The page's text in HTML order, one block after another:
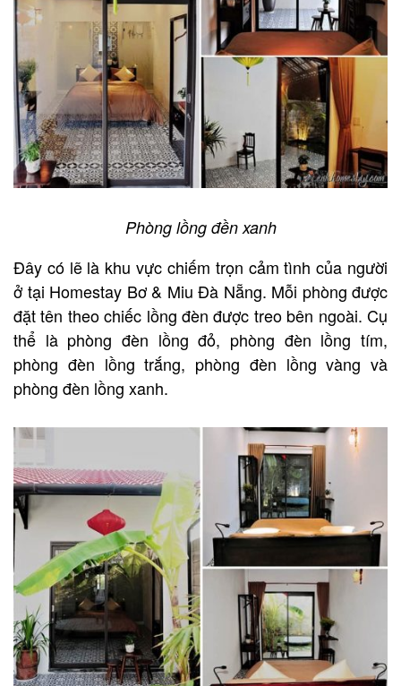
Phòng lồng đền xanh
Đây có lẽ là khu vực chiếm trọn cảm tình của người
ở tại Homestay Bơ & Miu Đà Nẵng. Mỗi phòng được
đặt tên theo chiếc lồng đèn được treo bên ngoài. Cụ
thể là phòng đèn lồng đỏ, phòng đèn lồng tím,
phòng đèn lồng trắng, phòng đèn lồng vàng và
phòng đèn lồng xanh.